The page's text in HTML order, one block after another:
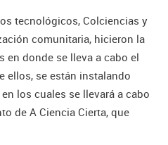
tecnológicos, Colciencias y
comunitaria, hicieron la
en donde se lleva a cabo el
ellos, se están instalando
los cuales se llevará a cabo
de A Ciencia Cierta, que